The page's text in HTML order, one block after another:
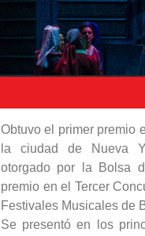
Obtuvo el primer premio
la ciudad de Nueva
otorgado por la Bolsa
premio en el Tercer
Festivales Musicales de
Se presentó en los